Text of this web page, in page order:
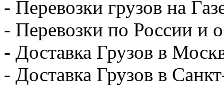
- Перевозки грузов на
- Перевозки по России и
- Доставка Грузов в
- Доставка Грузов в